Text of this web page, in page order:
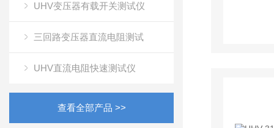
UHV变压器有载开关测试仪
三回路变压器直流电阻测试
UHV直流电阻快速测试仪
查看全部产品 >>